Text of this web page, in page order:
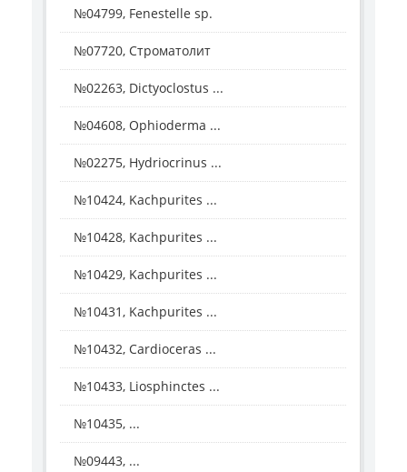
№04799, Fenestelle sp.
№07720, Строматолит
№02263, Dictyoclostus ...
№04608, Ophioderma ...
№02275, Hydriocrinus ...
№10424, Kachpurites ...
№10428, Kachpurites ...
№10429, Kachpurites ...
№10431, Kachpurites ...
№10432, Cardioceras ...
№10433, Liosphinctes ...
№10435, ...
№09443, ...